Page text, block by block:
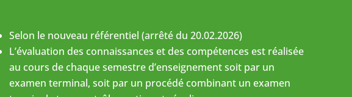
Selon le nouveau référentiel (arrêté du 20.02.2026)
L’évaluation des connaissances et des compétences est réalisée
au cours de chaque semestre d’enseignement soit par un
examen terminal, soit par un procédé combinant un examen